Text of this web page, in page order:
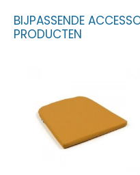
BIJPASSENDE
PRODUCTEN